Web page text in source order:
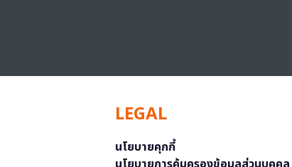
LEGAL
นโยบายคุกกี้